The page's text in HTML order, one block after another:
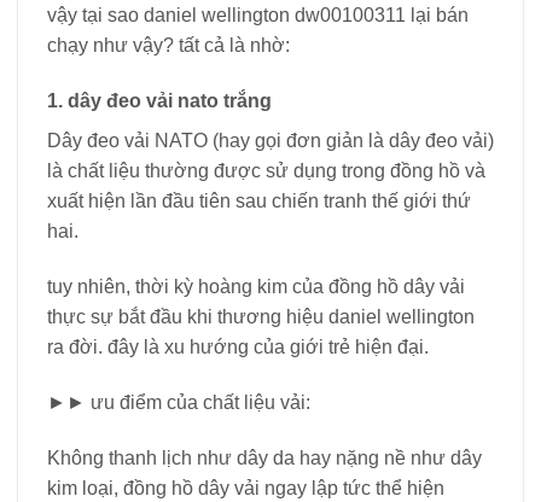
vậy tại sao daniel wellington dw00100311 lại bán
chạy như vậy? tất cả là nhờ:
1. dây đeo vải nato trắng
Dây đeo vải NATO (hay gọi đơn giản là dây đeo vải)
là chất liệu thường được sử dụng trong đồng hồ và
xuất hiện lần đầu tiên sau chiến tranh thế giới thứ
hai.
tuy nhiên, thời kỳ hoàng kim của đồng hồ dây vải
thực sự bắt đầu khi thương hiệu daniel wellington
ra đời. đây là xu hướng của giới trẻ hiện đại.
►► ưu điểm của chất liệu vải:
Không thanh lịch như dây da hay nặng nề như dây
kim loại, đồng hồ dây vải ngay lập tức thể hiện